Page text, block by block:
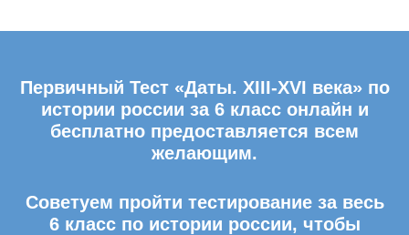
Первичный Тест «Даты. XIII-XVI века» по
истории россии за 6 класс онлайн и
бесплатно предоставляется всем
желающим.
Советуем пройти тестирование за весь
6 класс по истории россии, чтобы